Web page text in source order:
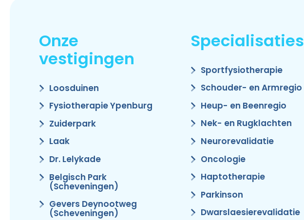
Onze
vestigingen
Loosduinen
Fysiotherapie Ypenburg
Zuiderpark
Laak
Dr. Lelykade
Belgisch Park
(Scheveningen)
Gevers Deynootweg
(Scheveningen)
Specialisaties
Sportfysiotherapie
Schouder- en Armregio
Heup- en Beenregio
Nek- en Rugklachten
Neurorevalidatie
Oncologie
Haptotherapie
Parkinson
Dwarslaesierevalidatie